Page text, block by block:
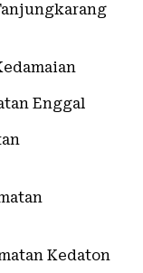
Enggal
Kedaton